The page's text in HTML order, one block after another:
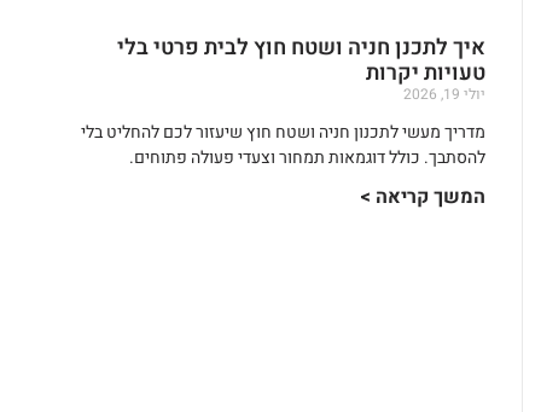
איך לתכנן חניה ושטח חוץ לבית פרטי בלי
טעויות יקרות
יולי 19, 2026
מדריך מעשי לתכנון חניה ושטח חוץ שיעזור לכם להחליט בלי
להסתבך. כולל דוגמאות תמחור וצעדי פעולה פתוחים.
המשך קריאה >